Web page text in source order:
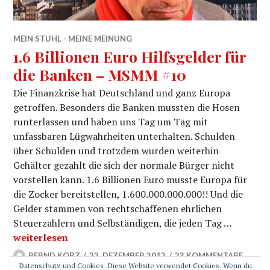
MEIN STUHL - MEINE MEINUNG
1.6 Billionen Euro Hilfsgelder für
die Banken – MSMM #10
Die Finanzkrise hat Deutschland und ganz Europa
getroffen. Besonders die Banken mussten die Hosen
runterlassen und haben uns Tag um Tag mit
unfassbaren Lügwahrheiten unterhalten. Schulden
über Schulden und trotzdem wurden weiterhin
Gehälter gezahlt die sich der normale Bürger nicht
vorstellen kann. 1.6 Billionen Euro musste Europa für
die Zocker bereitstellen, 1.600.000.000.000!! Und die
Gelder stammen von rechtschaffenen ehrlichen
Steuerzahlern und Selbständigen, die jeden Tag …
1.6 Billionen Euro Hilfsgelder für die Banken – MSMM
weiterlesen
BERND KORZ 22. DEZEMBER 2012 23 KOMMENTARE
Datenschutz und Cookies: Diese Website verwendet Cookies. Wenn du